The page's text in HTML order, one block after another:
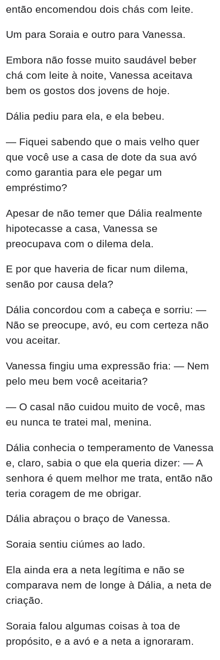
então encomendou dois chás com leite.
Um para Soraia e outro para Vanessa.
Embora não fosse muito saudável beber
chá com leite à noite, Vanessa aceitava
bem os gostos dos jovens de hoje.
Dália pediu para ela, e ela bebeu.
— Fiquei sabendo que o mais velho quer
que você use a casa de dote da sua avó
como garantia para ele pegar um
empréstimo?
Apesar de não temer que Dália realmente
hipotecasse a casa, Vanessa se
preocupava com o dilema dela.
E por que haveria de ficar num dilema,
senão por causa dela?
Dália concordou com a cabeça e sorriu: —
Não se preocupe, avó, eu com certeza não
vou aceitar.
Vanessa fingiu uma expressão fria: — Nem
pelo meu bem você aceitaria?
— O casal não cuidou muito de você, mas
eu nunca te tratei mal, menina.
Dália conhecia o temperamento de Vanessa
e, claro, sabia o que ela queria dizer: — A
senhora é quem melhor me trata, então não
teria coragem de me obrigar.
Dália abraçou o braço de Vanessa.
Soraia sentiu ciúmes ao lado.
Ela ainda era a neta legítima e não se
comparava nem de longe à Dália, a neta de
criação.
Soraia falou algumas coisas à toa de
propósito, e a avó e a neta a ignoraram.